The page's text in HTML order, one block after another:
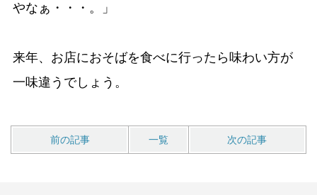
やなぁ・・・。」
来年、お店におそばを食べに行ったら味わい方が
一味違うでしょう。
前の記事 一覧 次の記事